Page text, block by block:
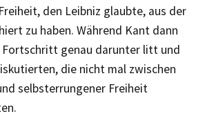
den Leibniz glaubte, aus der
zu haben. Während Kant dann
genau darunter litt und
die nicht mal zwischen
selbsterrungener Freiheit